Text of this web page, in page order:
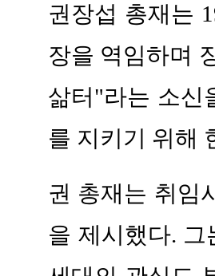
권장섭 총재는
장을 역임하며
삶터"라는 소신
를 지키기 위해
권 총재는 취임
을 제시했다.